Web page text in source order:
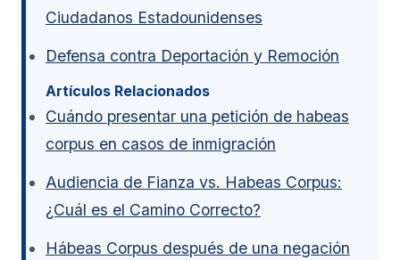
Ciudadanos Estadounidenses
Defensa contra Deportación y Remoción
Artículos Relacionados
Cuándo presentar una petición de habeas
corpus en casos de inmigración
Audiencia de Fianza vs. Habeas Corpus:
¿Cuál es el Camino Correcto?
Hábeas Corpus después de una negación